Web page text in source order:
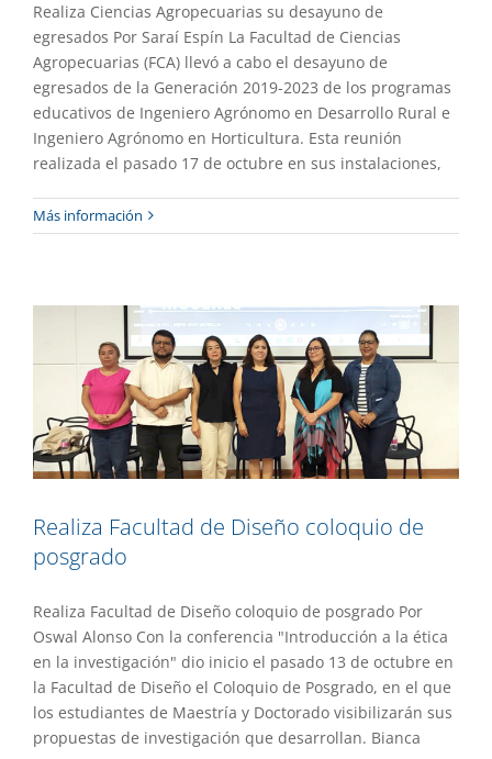
Realiza Ciencias Agropecuarias su desayuno de
egresados Por Saraí Espín La Facultad de Ciencias
Agropecuarias (FCA) llevó a cabo el desayuno de
egresados de la Generación 2019-2023 de los programas
educativos de Ingeniero Agrónomo en Desarrollo Rural e
Ingeniero Agrónomo en Horticultura. Esta reunión
realizada el pasado 17 de octubre en sus instalaciones,
Más información
Realiza Facultad de Diseño coloquio de
Realiza Facultad de Diseño coloquio de
posgrado
Realiza Facultad de Diseño coloquio de posgrado Por
Oswal Alonso Con la conferencia "Introducción a la ética
en la investigación" dio inicio el pasado 13 de octubre en
la Facultad de Diseño el Coloquio de Posgrado, en el que
los estudiantes de Maestría y Doctorado visibilizarán sus
propuestas de investigación que desarrollan. Bianca